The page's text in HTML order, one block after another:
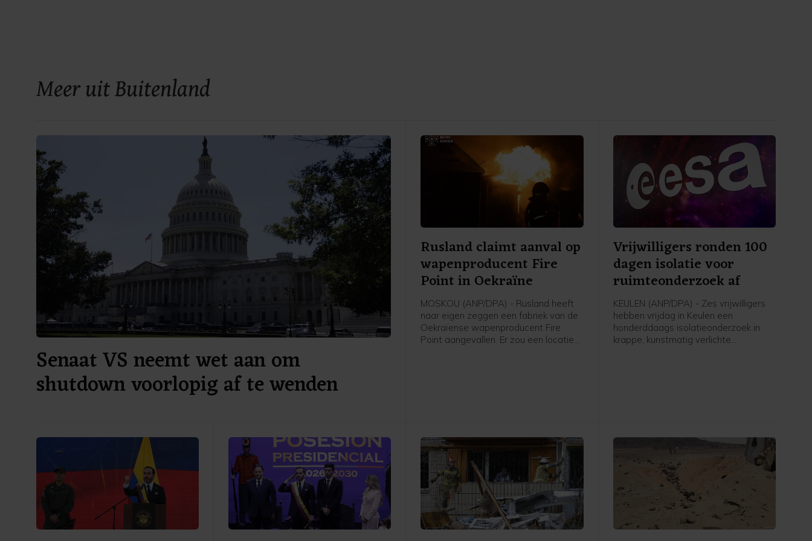
Meer uit Buitenland
Senaat VS neemt wet aan om
shutdown voorlopig af te wenden
Rusland claimt aanval op
wapenproducent Fire
Point in Oekraïne
MOSKOU (ANP/DPA) - Rusland heeft
naar eigen zeggen een fabriek van de
Oekraïense wapenproducent Fire
Point aangevallen. Er zou een locatie
Vrijwilligers ronden 100
dagen isolatie voor
ruimteonderzoek af
KEULEN (ANP/DPA) - Zes vrijwilligers
hebben vrijdag in Keulen een
honderddaags isolatieonderzoek in
krappe, kunstmatig verlichte